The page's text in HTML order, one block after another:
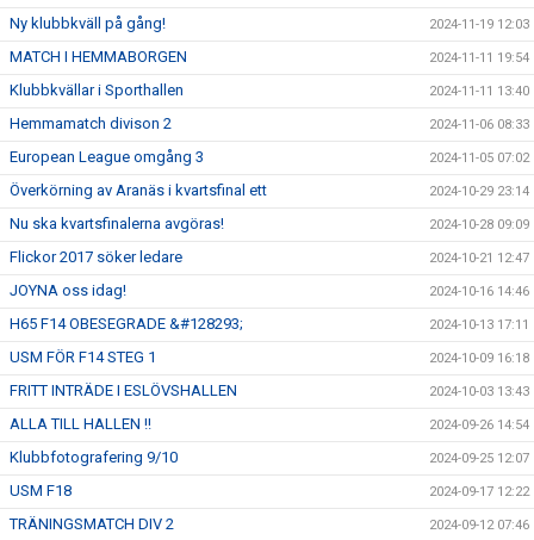
Ny klubbkväll på gång! 2024-11-19 12:03
MATCH I HEMMABORGEN 2024-11-11 19:54
Klubbkvällar i Sporthallen 2024-11-11 13:40
Hemmamatch divison 2 2024-11-06 08:33
European League omgång 3 2024-11-05 07:02
Överkörning av Aranäs i kvartsfinal ett 2024-10-29 23:14
Nu ska kvartsfinalerna avgöras! 2024-10-28 09:09
Flickor 2017 söker ledare 2024-10-21 12:47
JOYNA oss idag! 2024-10-16 14:46
H65 F14 OBESEGRADE &#128293; 2024-10-13 17:11
USM FÖR F14 STEG 1 2024-10-09 16:18
FRITT INTRÄDE I ESLÖVSHALLEN 2024-10-03 13:43
ALLA TILL HALLEN !! 2024-09-26 14:54
Klubbfotografering 9/10 2024-09-25 12:07
USM F18 2024-09-17 12:22
TRÄNINGSMATCH DIV 2 2024-09-12 07:46